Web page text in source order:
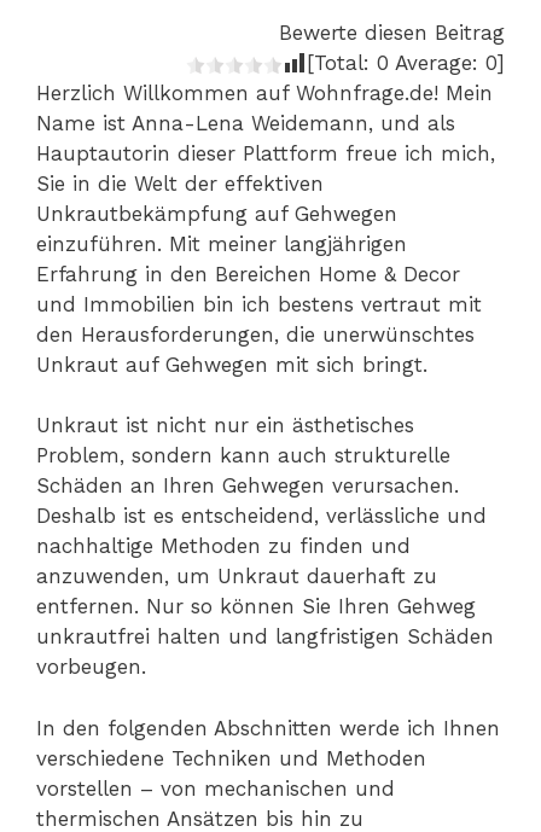
Bewerte diesen Beitrag
[Total: 0 Average: 0]
Herzlich Willkommen auf Wohnfrage.de! Mein
Name ist Anna-Lena Weidemann, und als
Hauptautorin dieser Plattform freue ich mich,
Sie in die Welt der effektiven
Unkrautbekämpfung auf Gehwegen
einzuführen. Mit meiner langjährigen
Erfahrung in den Bereichen Home & Decor
und Immobilien bin ich bestens vertraut mit
den Herausforderungen, die unerwünschtes
Unkraut auf Gehwegen mit sich bringt.
Unkraut ist nicht nur ein ästhetisches
Problem, sondern kann auch strukturelle
Schäden an Ihren Gehwegen verursachen.
Deshalb ist es entscheidend, verlässliche und
nachhaltige Methoden zu finden und
anzuwenden, um Unkraut dauerhaft zu
entfernen. Nur so können Sie Ihren Gehweg
unkrautfrei halten und langfristigen Schäden
vorbeugen.
In den folgenden Abschnitten werde ich Ihnen
verschiedene Techniken und Methoden
vorstellen – von mechanischen und
thermischen Ansätzen bis hin zu